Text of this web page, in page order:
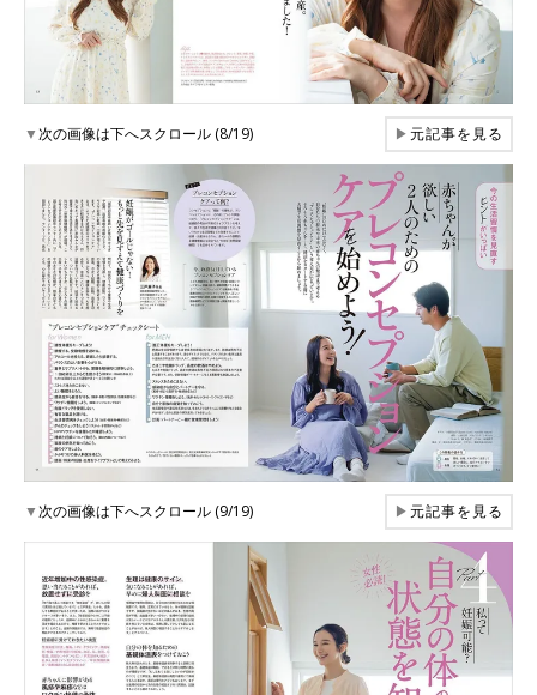
▼次の画像は下へスクロール (8/19) ▶元記事を見る
▼次の画像は下へスクロール (9/19) ▶元記事を見る